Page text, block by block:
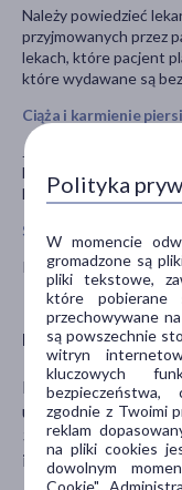
Podmiot
Farmina sp. z o.o.
ul. Lipska 44
30-721 Kraków
info@farmina.pl
Należy powiedzieć
przyjmowanych przez
lekach, które pacjent
które wydawane są
Ciąża i karmienie
Jeśli pacjentka jest w
być w ciąży lub gdy
lekarza lub farmaceuty
Stosowanie leku u
Przed zastosowaniem
Polityka
W momencie
gromadzone są
pliki tekstowe,
które pobierane
przechowywane
są powszechnie
witryn
kluczowych
bezpieczeństwa,
zgodnie z Twoimi
reklam
na pliki cookies
dowolnym
Cookie".